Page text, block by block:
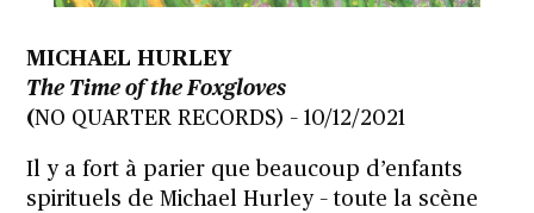
MICHAEL HURLEY
The Time of the Foxgloves
(NO QUARTER RECORDS) – 10/12/2021
Il y a fort à parier que beaucoup d’enfants
spirituels de Michael Hurley – toute la scène